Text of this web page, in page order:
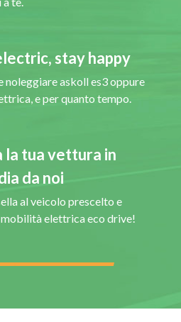
stay happy
noleggiare askoll es3 oppure
e per quanto tempo.
la tua vettura in
da noi
al veicolo prescelto e
elettrica eco drive!